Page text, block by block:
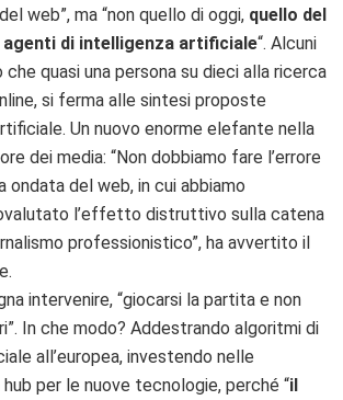
web”, ma “non quello di oggi, quello del
di intelligenza artificiale“. Alcuni
quasi una persona su dieci alla ricerca
si ferma alle sintesi proposte
Un nuovo enorme elefante nella
dei media: “Non dobbiamo fare l’errore
ondata del web, in cui abbiamo
l’effetto distruttivo sulla catena
professionistico”, ha avvertito il
intervenire, “giocarsi la partita e non
In che modo? Addestrando algoritmi di
all’europea, investendo nelle
hub per le nuove tecnologie, perché “il